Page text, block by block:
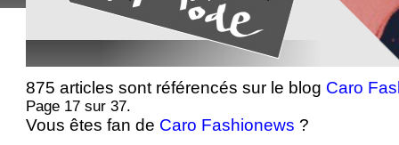
875 articles sont référencés sur le blog Caro
Page 17 sur 37.
Vous êtes fan de Caro Fashionews ?